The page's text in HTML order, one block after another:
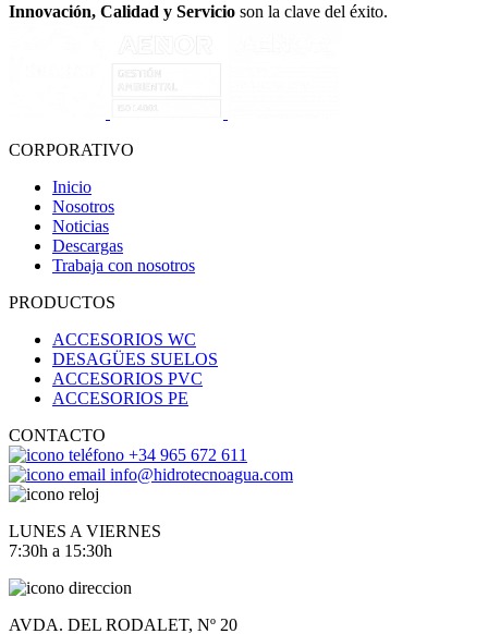
Innovación, Calidad y Servicio son la clave del éxito.
CORPORATIVO
Inicio
Nosotros
Noticias
Descargas
Trabaja con nosotros
PRODUCTOS
ACCESORIOS WC
DESAGÜES SUELOS
ACCESORIOS PVC
ACCESORIOS PE
CONTACTO
+34 965 672 611
info@hidrotecnoagua.com
LUNES A VIERNES
7:30h a 15:30h
AVDA. DEL RODALET, Nº 20